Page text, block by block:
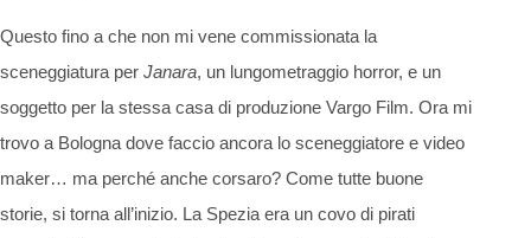
Questo fino a che non mi vene commissionata la
sceneggiatura per Janara, un lungometraggio horror, e un
soggetto per la stessa casa di produzione Vargo Film. Ora mi
trovo a Bologna dove faccio ancora lo sceneggiatore e video
maker… ma perché anche corsaro? Come tutte buone
storie, si torna all’inizio. La Spezia era un covo di pirati